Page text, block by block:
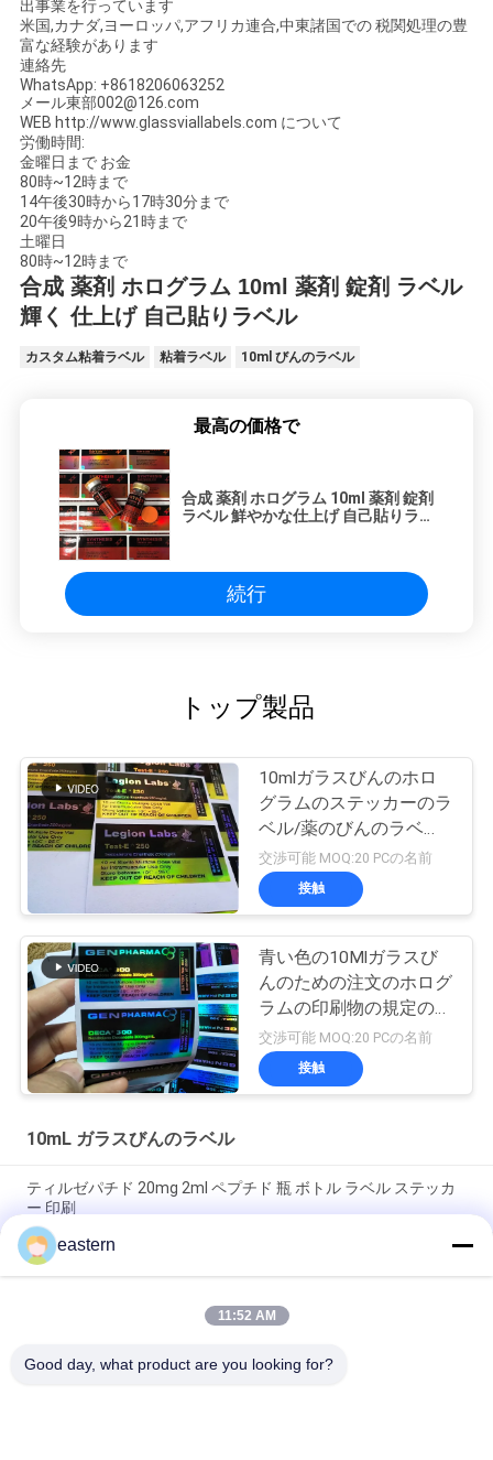
出事業を行っています
米国,カナダ,ヨーロッパ,アフリカ連合,中東諸国での 税関処理の豊
富な経験があります
連絡先
WhatsApp: +8618206063252
メール東部002@126.com
WEB http://www.glassviallabels.com について
労働時間:
金曜日まで お金
80時~12時まで
14午後30時から17時30分まで
20午後9時から21時まで
土曜日
80時~12時まで
合成 薬剤 ホログラム 10ml 薬剤 錠剤 ラベル
輝く 仕上げ 自己貼りラベル
カスタム粘着ラベル 粘着ラベル 10ml びんのラベル
最高の価格で
合成 薬剤 ホログラム 10ml 薬剤 錠剤
ラベル 鮮やかな仕上げ 自己貼りラベ
続行
トップ製品
10mlガラスびんのホロ
グラムのステッカーのラ
ベル/薬のびんのラベル
のレーザープリンターに
よる印刷
交渉可能 MOQ:20 PCの名前
接触
青い色の10Mlガラスび
んのための注文のホログ
ラムの印刷物の規定のび
んのラベル
交渉可能 MOQ:20 PCの名前
接触
10mL ガラスびんのラベル
ティルゼパチド 20mg 2ml ペプチド 瓶 ボトル ラベル ステッカ
ー 印刷
GHRP6 5MG 2 mL ボトルラベル ステッカー印刷 ペプチドパウダ
ーラベル用
GHRP6 5MG 2 mL ボトルラベル ステッカー印刷 ペプチドパウダ
eastern
11:52 AM
Good day, what product are you looking for?